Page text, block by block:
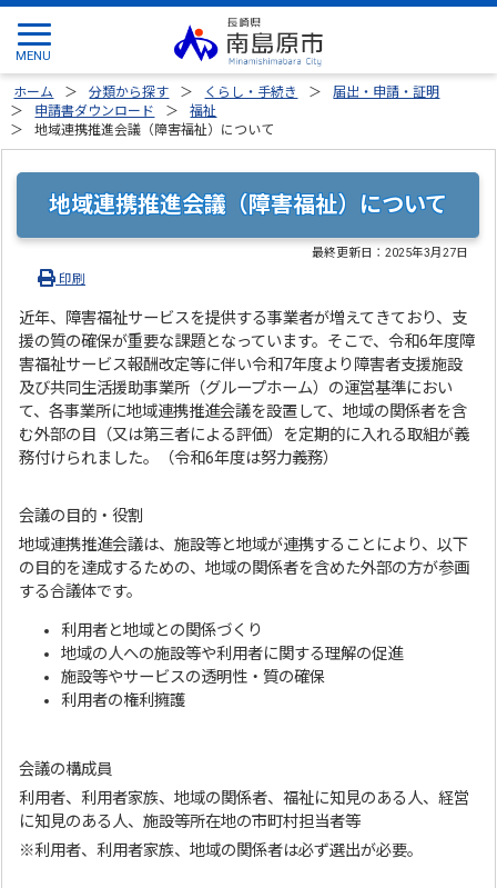
ホーム 分類から探す くらし・手続き
届出・申請・証明
申請書ダウンロード
福祉
地域連携推進会議（障害福祉）について
地域連携推進会議（障害福祉）について
最終更新日：2025年3月27日
印刷
近年、障害福祉サービスを提供する事業者が増えてきており、支
援の質の確保が重要な課題となっています。そこで、令和6年度障
害福祉サービス報酬改定等に伴い令和7年度より障害者支援施設
及び共同生活援助事業所（グループホーム）の運営基準におい
て、各事業所に地域連携推進会議を設置して、地域の関係者を含
む外部の目（又は第三者による評価）を定期的に入れる取組が義
務付けられました。（令和6年度は努力義務）
会議の目的・役割
地域連携推進会議は、施設等と地域が連携することにより、以下
の目的を達成するための、地域の関係者を含めた外部の方が参画
する合議体です。
利用者と地域との関係づくり
地域の人への施設等や利用者に関する理解の促進
施設等やサービスの透明性・質の確保
利用者の権利擁護
会議の構成員
利用者、利用者家族、地域の関係者、福祉に知見のある人、経営
に知見のある人、施設等所在地の市町村担当者等
※利用者、利用者家族、地域の関係者は必ず選出が必要。